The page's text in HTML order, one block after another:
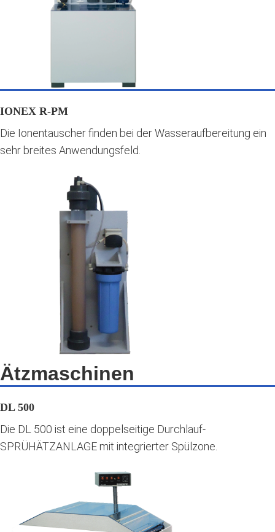
IONEX R-PM
Die Ionentauscher finden bei der Wasseraufbereitung ein
sehr breites Anwendungsfeld.
Ätzmaschinen
DL 500
Die DL 500 ist eine doppelseitige Durchlauf-
SPRÜHÄTZANLAGE mit integrierter Spülzone.